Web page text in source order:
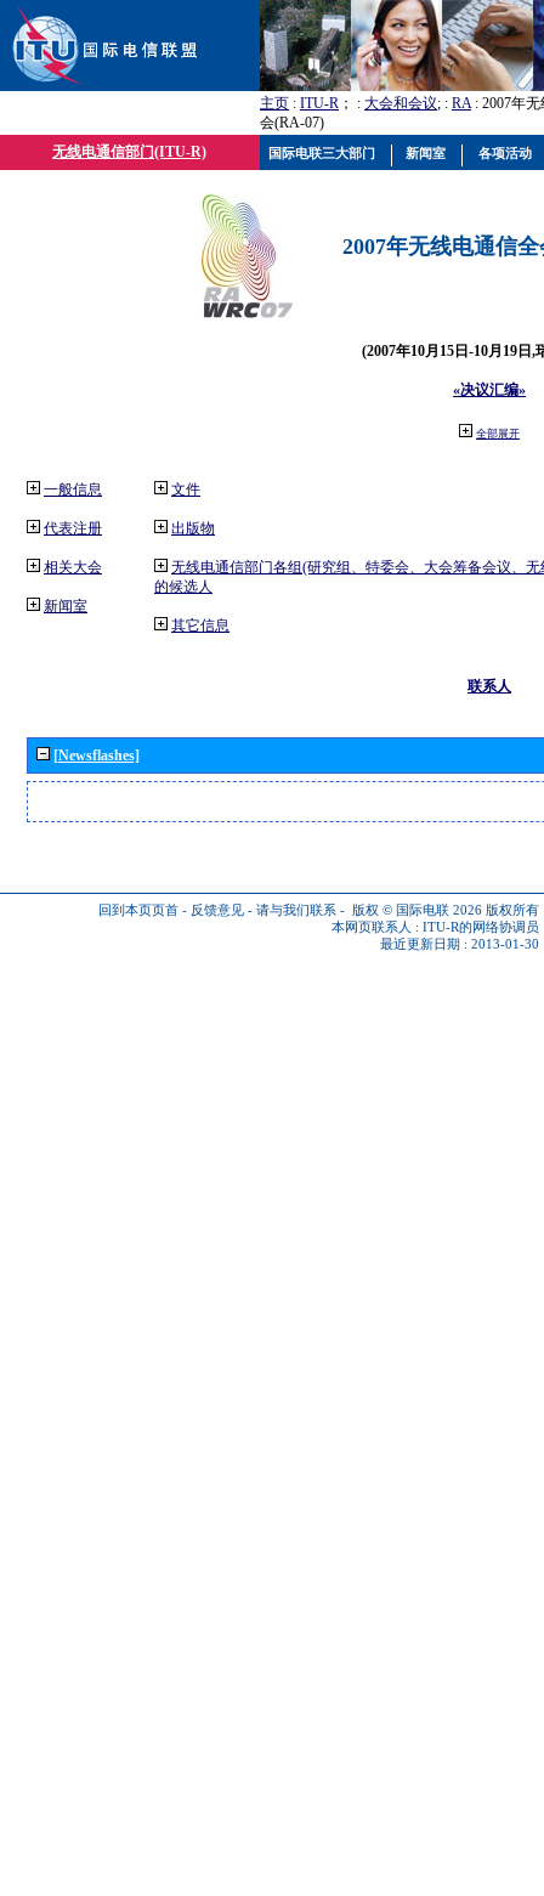
主页 : ITU-R ； : 大会和会议; : RA: 2007年
会(RA-07)
无线电通信部门(ITU-R)
2007年无线电通信
(2007年10月15日-10月19日,
«决议汇编»
全部展开
一般信息
代表注册
相关大会
新闻室
文件
出版物
无线电通信部门各组(研究组、特委会、大会筹备会议、
的候选人
其它信息
联系人
[Newsflashes]
回到本页页首 - 反馈意见 - 请与我们联系 - 版权 © 国际电联 2026 版权所有
本网页联系人 : ITU-R的网络协调员
最近更新日期 : 2013-01-30
国际电联三大部门 新闻室 各项活动